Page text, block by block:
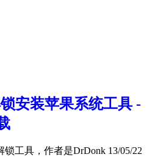
安装苹果系统工具 -
工具，作者是DrDonk 13/05/22